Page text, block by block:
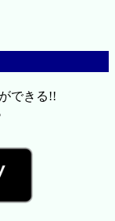
できる!!